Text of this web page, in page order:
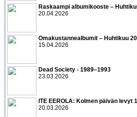
Raskaampi albumikooste –
20.04.2026
Omakustannealbumit – Huhtikuu
15.04.2026
Dead Society - 1989–1993
23.03.2026
ITE EEROLA: Kolmen päivän levyt
20.03.2026